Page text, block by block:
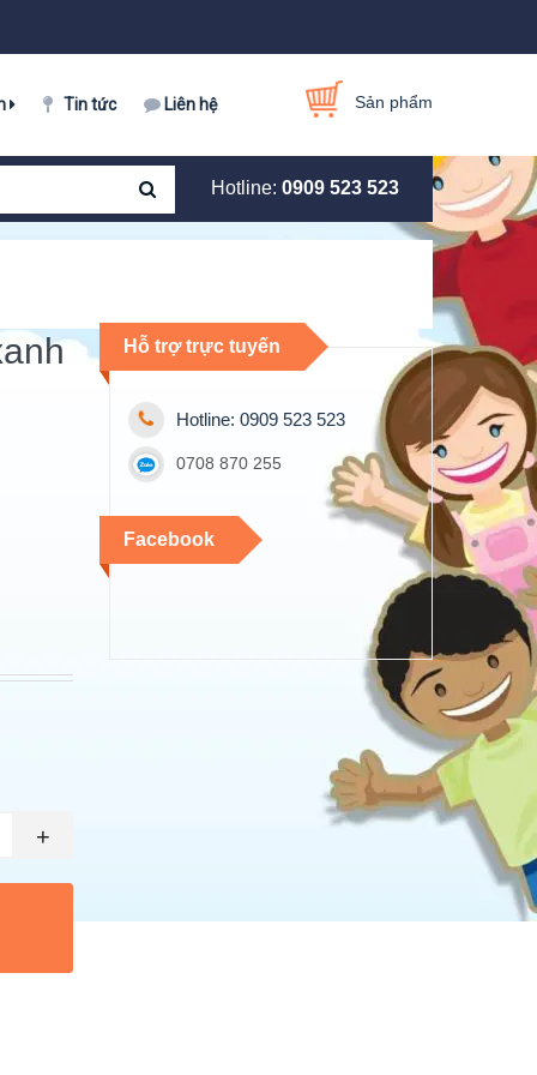
Tin tức Liên hệ Sản phẩm
Hotline: 0909 523 523
+
Hỗ trợ trực tuyến
Hotline: 0909 523 523
0708 870 255
Facebook